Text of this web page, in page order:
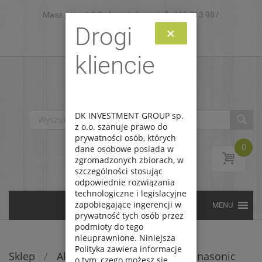
Skip to content
Masz pytanie? Zadzwoń do nas! 693 713 987
Zaloguj Zarejestruj
0
Sklep / Akumulatory i pakiety / Panasonic
Drogi
kliencie
×
DK INVESTMENT GROUP sp.
z o.o. szanuje prawo do
prywatności osób, których
dane osobowe posiada w
zgromadzonych zbiorach, w
szczególności stosując
odpowiednie rozwiązania
technologiczne i legislacyjne
zapobiegające ingerencji w
prywatność tych osób przez
podmioty do tego
nieuprawnione. Niniejsza
Polityka zawiera informacje